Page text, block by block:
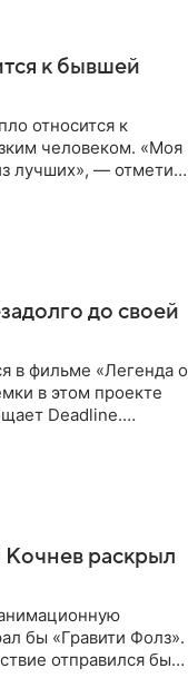
к бывшей
относится к
человеком. «Моя
лучших», — отметил
до своей
в фильме «Легенда о
в этом проекте
Deadline.
Кочнев раскрыл
бы «Гравити Фолз».
отправился бы